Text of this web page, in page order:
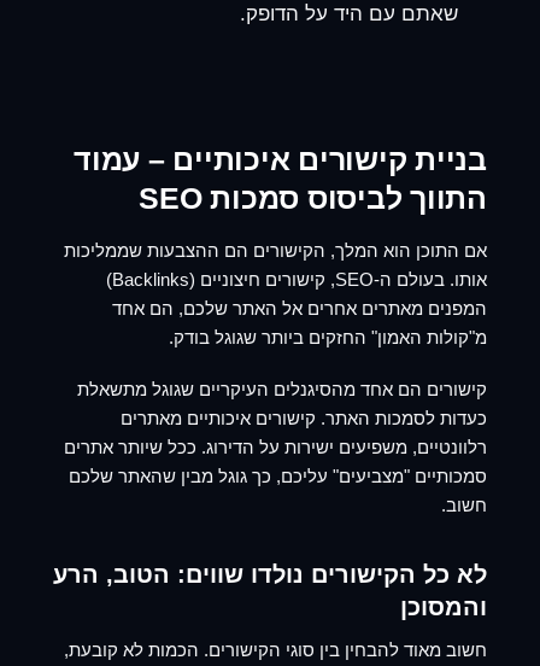
שאתם עם היד על הדופק.
בניית קישורים איכותיים – עמוד
התווך לביסוס סמכות SEO
אם התוכן הוא המלך, הקישורים הם ההצבעות שממליכות
אותו. בעולם ה-SEO, קישורים חיצוניים (Backlinks)
המפנים מאתרים אחרים אל האתר שלכם, הם אחד
מ"קולות האמון" החזקים ביותר שגוגל בודק.
קישורים הם אחד מהסיגנלים העיקריים שגוגל מתשאלת
כעדות לסמכות האתר. קישורים איכותיים מאתרים
רלוונטיים, משפיעים ישירות על הדירוג. ככל שיותר אתרים
סמכותיים "מצביעים" עליכם, כך גוגל מבין שהאתר שלכם
חשוב.
לא כל הקישורים נולדו שווים: הטוב, הרע
והמסוכן
חשוב מאוד להבחין בין סוגי הקישורים. הכמות לא קובעת,